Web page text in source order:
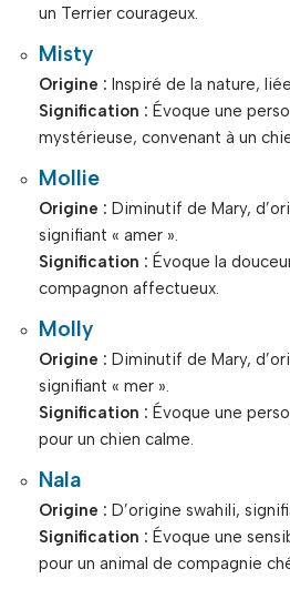
un Terrier courageux.
Misty
Origine : Inspiré de la nature,
Signification : Évoque une
mystérieuse, convenant à un
Mollie
Origine : Diminutif de Mary,
signifiant « amer ».
Signification : Évoque la
compagnon affectueux.
Molly
Origine : Diminutif de Mary,
signifiant « mer ».
Signification : Évoque une
pour un chien calme.
Nala
Origine : D’origine swahili,
Signification : Évoque une
pour un animal de compagnie